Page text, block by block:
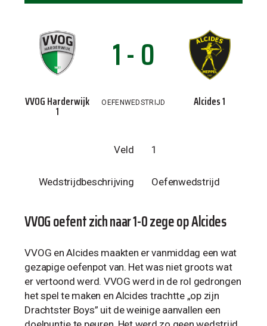
1 - 0
VVOG Harderwijk
1
OEFENWEDSTRIJD Alcides 1
Veld 1
Wedstrijdbeschrijving Oefenwedstrijd
VVOG oefent zich naar 1-0 zege op Alcides
VVOG en Alcides maakten er vanmiddag een wat
gezapige oefenpot van. Het was niet groots wat
er vertoond werd. VVOG werd in de rol gedrongen
het spel te maken en Alcides trachtte „op zijn
Drachtster Boys” uit de weinige aanvallen een